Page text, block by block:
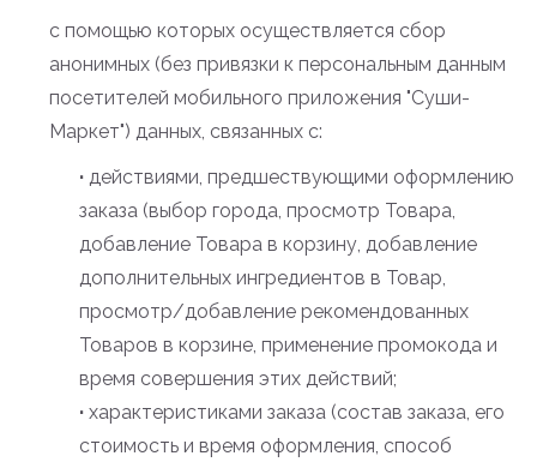
c помощью которых осуществляется сбор
анонимных (без привязки к персональным данным
посетителей мобильного приложения "Суши-
Маркет") данных, связанных с:
· действиями, предшествующими оформлению
заказа (выбор города, просмотр Товара,
добавление Товара в корзину, добавление
дополнительных ингредиентов в Товар,
просмотр/добавление рекомендованных
Товаров в корзине, применение промокода и
время совершения этих действий;
· характеристиками заказа (состав заказа, его
стоимость и время оформления, способ